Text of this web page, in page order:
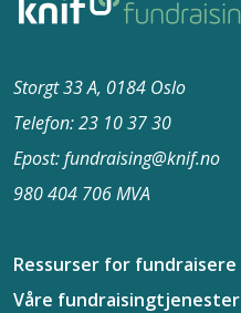
Storgt 33 A, 0184 Oslo
Telefon: 23 10 37​ 30
Epost: fundraising@knif.no
980 404 706 MVA
Ressurser for fundraisere
Våre fundraisingtjenester